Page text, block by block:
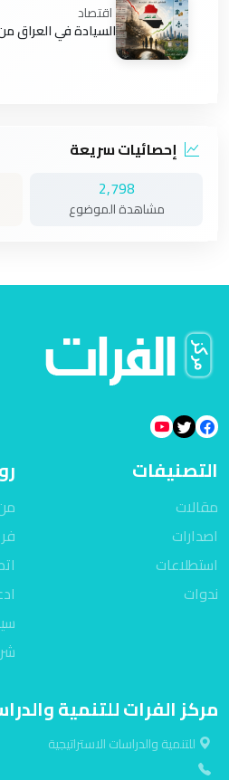
اقتصاد
السيادة في العراق
إحصائيات سريعة
2,798
مشاهدة الموضوع
التصنيفات
مقالات
اصدارات
استطلاعات
ندوات
مركز الفرات للتنمية
للتنمية والدراسات الاستراتيجية